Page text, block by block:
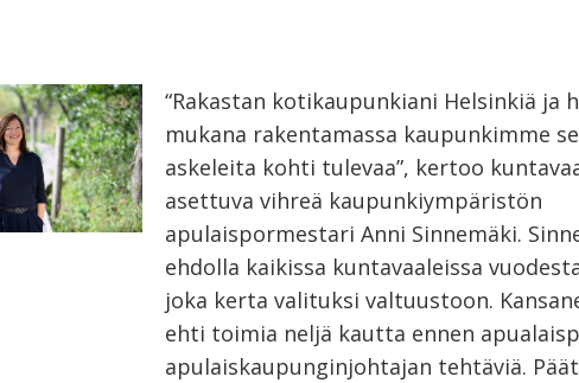
“Rakastan kotikaupunkiani Helsinkiä ja
mukana rakentamassa kaupunkimme
askeleita kohti tulevaa”, kertoo
asettuva vihreä kaupunkiympäristön
apulaispormestari Anni Sinnemäki.
ehdolla kaikissa kuntavaaleissa
joka kerta valituksi valtuustoon.
ehti toimia neljä kautta ennen
apulaiskaupunginjohtajan tehtäviä.